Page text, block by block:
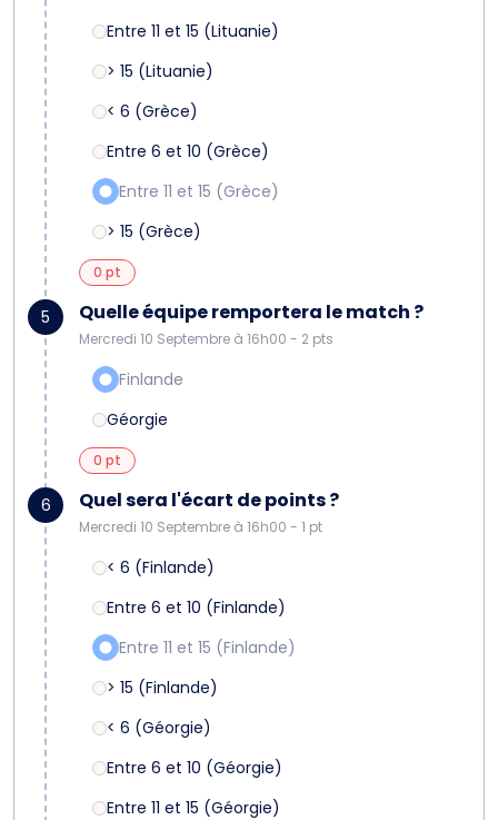
Entre 11 et 15 (Lituanie)
> 15 (Lituanie)
< 6 (Grèce)
Entre 6 et 10 (Grèce)
Entre 11 et 15 (Grèce)
> 15 (Grèce)
0 pt
5 Quelle équipe remportera le match ?
Mercredi 10 Septembre à 16h00 - 2 pts
Finlande
Géorgie
0 pt
6 Quel sera l'écart de points ?
Mercredi 10 Septembre à 16h00 - 1 pt
< 6 (Finlande)
Entre 6 et 10 (Finlande)
Entre 11 et 15 (Finlande)
> 15 (Finlande)
< 6 (Géorgie)
Entre 6 et 10 (Géorgie)
Entre 11 et 15 (Géorgie)